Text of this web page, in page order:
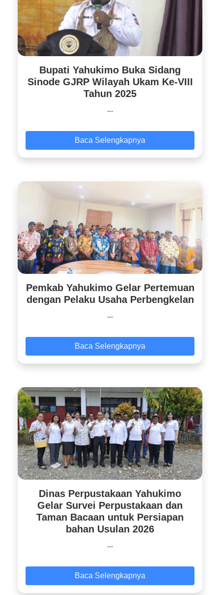
Bupati Yahukimo Buka Sidang
Sinode GJRP Wilayah Ukam Ke-VIII
Tahun 2025
...
Baca Selengkapnya
Pemkab Yahukimo Gelar Pertemuan
dengan Pelaku Usaha Perbengkelan
...
Baca Selengkapnya
Dinas Perpustakaan Yahukimo
Gelar Survei Perpustakaan dan
Taman Bacaan untuk Persiapan
bahan Usulan 2026
...
Baca Selengkapnya